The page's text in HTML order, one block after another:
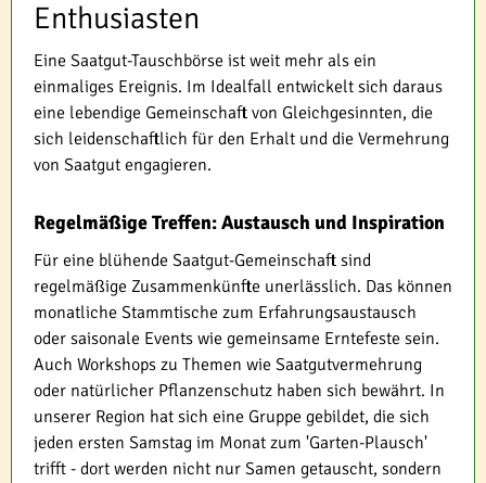
Enthusiasten
Eine Saatgut-Tauschbörse ist weit mehr als ein
einmaliges Ereignis. Im Idealfall entwickelt sich daraus
eine lebendige Gemeinschaft von Gleichgesinnten, die
sich leidenschaftlich für den Erhalt und die Vermehrung
von Saatgut engagieren.
Regelmäßige Treffen: Austausch und Inspiration
Für eine blühende Saatgut-Gemeinschaft sind
regelmäßige Zusammenkünfte unerlässlich. Das können
monatliche Stammtische zum Erfahrungsaustausch
oder saisonale Events wie gemeinsame Erntefeste sein.
Auch Workshops zu Themen wie Saatgutvermehrung
oder natürlicher Pflanzenschutz haben sich bewährt. In
unserer Region hat sich eine Gruppe gebildet, die sich
jeden ersten Samstag im Monat zum 'Garten-Plausch'
trifft - dort werden nicht nur Samen getauscht, sondern